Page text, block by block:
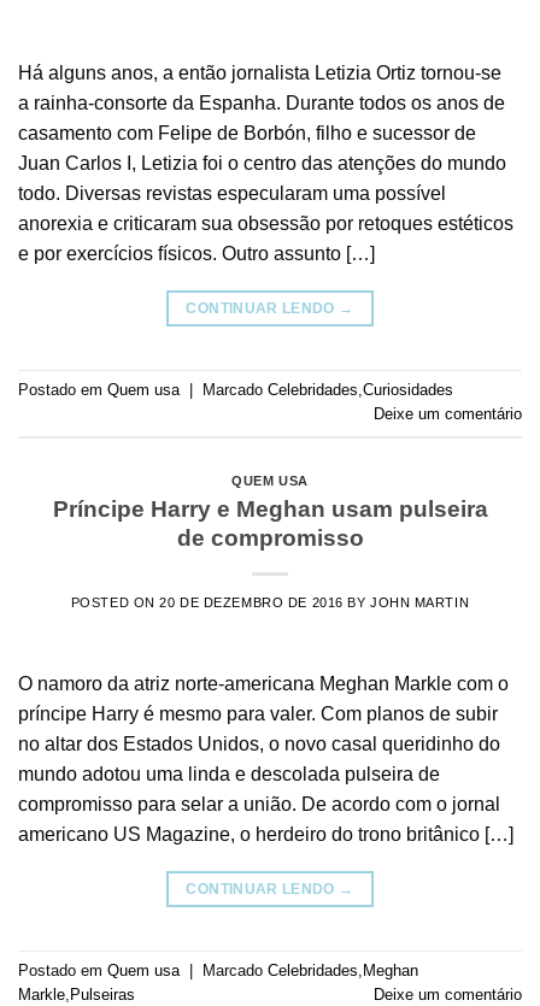
Há alguns anos, a então jornalista Letizia Ortiz tornou-se
a rainha-consorte da Espanha. Durante todos os anos de
casamento com Felipe de Borbón, filho e sucessor de
Juan Carlos I, Letizia foi o centro das atenções do mundo
todo. Diversas revistas especularam uma possível
anorexia e criticaram sua obsessão por retoques estéticos
e por exercícios físicos. Outro assunto […]
CONTINUAR LENDO →
Postado em Quem usa Marcado Celebridades,Curiosidades
Deixe um comentário
QUEM USA
Príncipe Harry e Meghan usam pulseira
de compromisso
POSTED ON20 DE DEZEMBRO DE 2016 BY JOHN MARTIN
O namoro da atriz norte-americana Meghan Markle com o
príncipe Harry é mesmo para valer. Com planos de subir
no altar dos Estados Unidos, o novo casal queridinho do
mundo adotou uma linda e descolada pulseira de
compromisso para selar a união. De acordo com o jornal
americano US Magazine, o herdeiro do trono britânico […]
CONTINUAR LENDO →
Postado em Quem usa Marcado Celebridades Meghan
Markle Pulseiras Deixe um comentário